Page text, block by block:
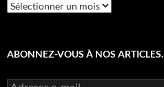
Archives
ABONNEZ-VOUS À NOS ARTICLES.
Adresse